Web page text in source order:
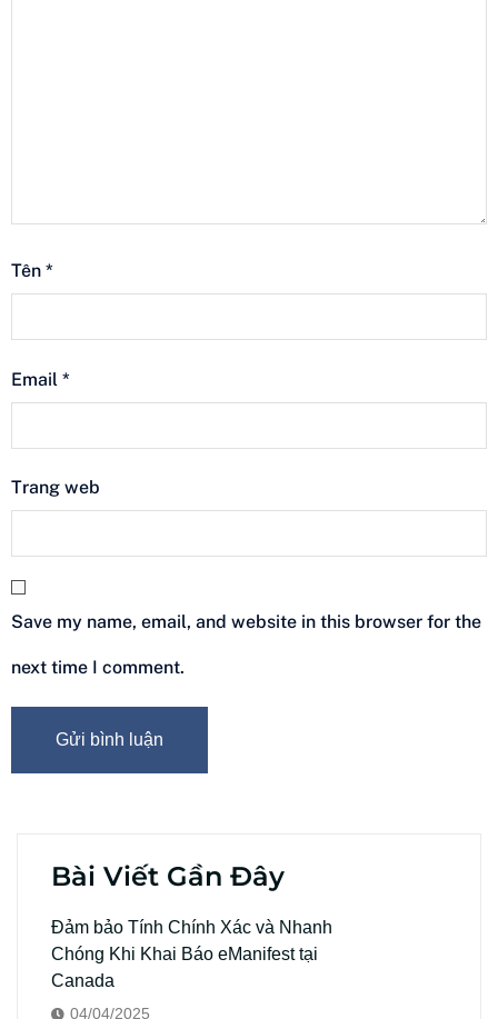
Tên *
Email *
Trang web
Save my name, email, and website in this browser for the
next time I comment.
Bài Viết Gần Đây
Đảm bảo Tính Chính Xác và Nhanh
Chóng Khi Khai Báo eManifest tại
Canada
04/04/2025